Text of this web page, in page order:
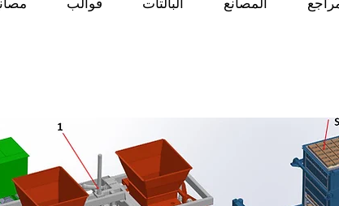
قوالب البالتات المصانع